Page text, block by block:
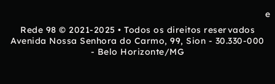
e
Rede 98 © 2021-2025 • Todos os direitos reservados
Avenida Nossa Senhora do Carmo, 99, Sion - 30.330-000
- Belo Horizonte/MG